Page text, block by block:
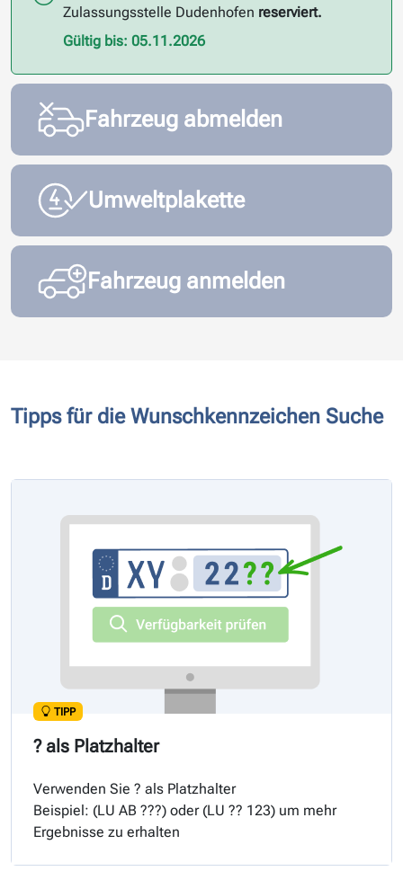
Zulassungsstelle Dudenhofen reserviert.
Gültig bis: 05.11.2026
Fahrzeug abmelden
Umweltplakette
Fahrzeug anmelden
Tipps für die Wunschkennzeichen Suche
TIPP
? als Platzhalter
Verwenden Sie ? als Platzhalter
Beispiel: (LU AB ???) oder (LU ?? 123) um mehr
Ergebnisse zu erhalten